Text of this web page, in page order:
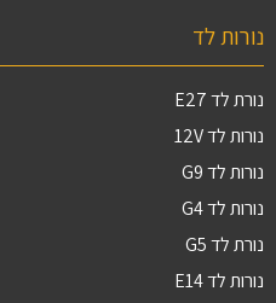
נורות לד
נורת לד E27
נורות לד 12V
נורות לד G9
נורות לד G4
נורת לד G5
נורות לד E14